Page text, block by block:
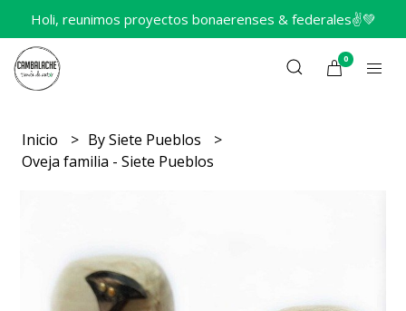
Holi, reunimos proyectos bonaerenses & federales✌️💚
0
Inicio
By Siete Pueblos
Oveja familia - Siete Pueblos